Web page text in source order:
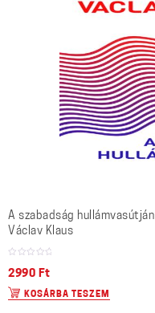
A szabadság hullámvasútján
Václav Klaus
2990 Ft
KOSÁRBA TESZEM